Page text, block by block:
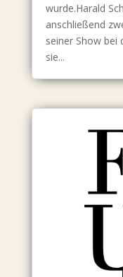
wurde.Harald
anschließend
seiner Show bei
sie...